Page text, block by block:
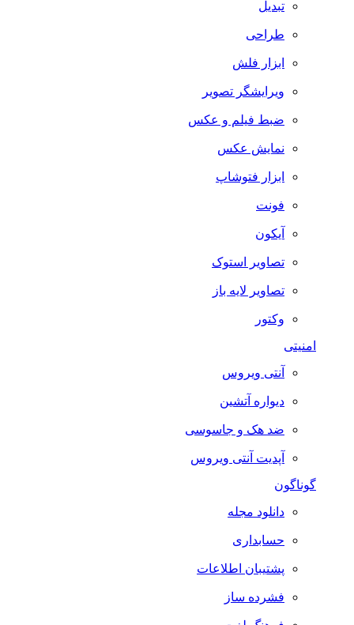
تبدیل
طراحی
ابزار فلش
ویرایشگر تصویر
ضبط فيلم و عكس
نمایش عکس
ابزار فتوشاپ
فونت
آیکون
تصاویر استوک
تصاویر لایه باز
وکتور
امنیتی
آنتی ویروس
دیواره آتشین
ضد هک و جاسوسی
آپدیت آنتی ویروس
گوناگون
دانلود مجله
حسابداری
پشتیبان اطلاعات
فشرده ساز